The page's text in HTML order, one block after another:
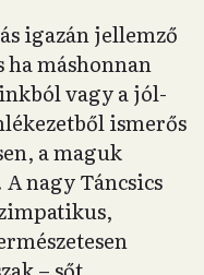
igazán jellemző
ha máshonnan
vagy a jól-
ismerős
a maguk
nagy Táncsics